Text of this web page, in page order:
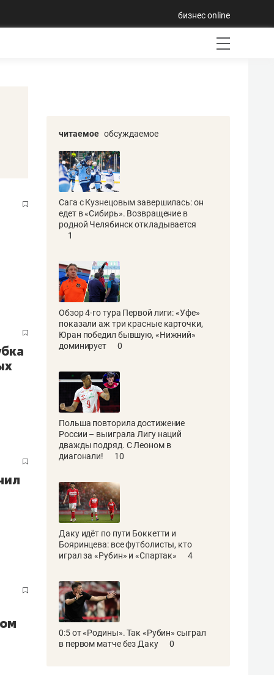
бизнес online
читаемое обсуждаемое
Сага с Кузнецовым завершилась: он
едет в «Сибирь». Возвращение в
родной Челябинск откладывается
1
Обзор 4-го тура Первой лиги: «Уфе»
показали аж три красные карточки,
Юран победил бывшую, «Нижний»
доминирует
0
Польша повторила достижение
России – выиграла Лигу наций
дважды подряд. С Леоном в
диагонали!
10
Даку идёт по пути Боккетти и
Бояринцева: все футболисты, кто
играл за «Рубин» и «Спартак»
4
0:5 от «Родины». Так «Рубин» сыграл
в первом матче без Даку
0